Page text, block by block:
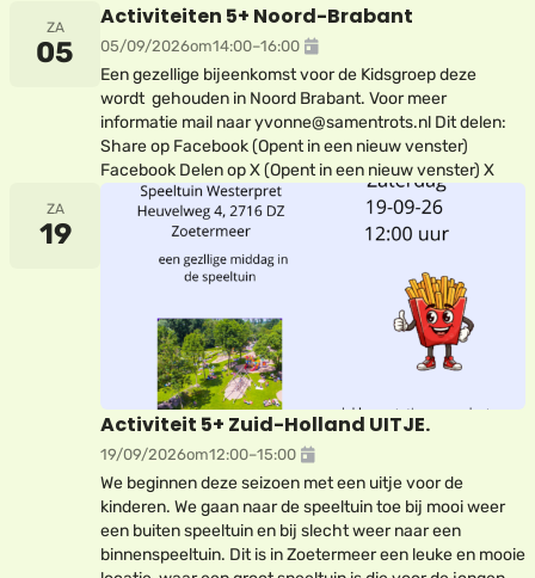
ZA
05
Activiteiten 5+ Noord-Brabant
05/09/2026om14:00–16:00
Een gezellige bijeenkomst voor de Kidsgroep deze
wordt gehouden in Noord Brabant. Voor meer
informatie mail naar yvonne@samentrots.nl Dit delen:
Share op Facebook (Opent in een nieuw venster)
Facebook Delen op X (Opent in een nieuw venster) X
ZA
19
Activiteit 5+ Zuid-Holland UITJE.
19/09/2026om12:00–15:00
We beginnen deze seizoen met een uitje voor de
kinderen. We gaan naar de speeltuin toe bij mooi weer
een buiten speeltuin en bij slecht weer naar een
binnenspeeltuin. Dit is in Zoetermeer een leuke en mooie